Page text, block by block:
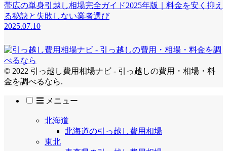
帯広の単身引越し相場完全ガイド2025年版｜料金を安く抑え
る秘訣と失敗しない業者選び
2025.07.10
© 2022 引っ越し費用相場ナビ - 引っ越しの費用・相場・料
金を調べるなら.
メニュー
北海道
北海道の引っ越し費用相場
東北